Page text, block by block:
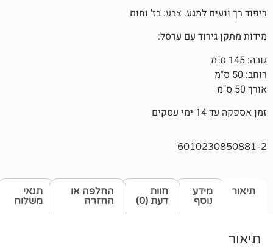
צבע: בז' וחום
עם ערסל:
תנאי
משלוח
חוות
דעת (0)
החלפה או
החזרה